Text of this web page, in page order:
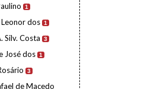
1
dos 1
Silv. Costa 3
José dos 1
3
de Macedo